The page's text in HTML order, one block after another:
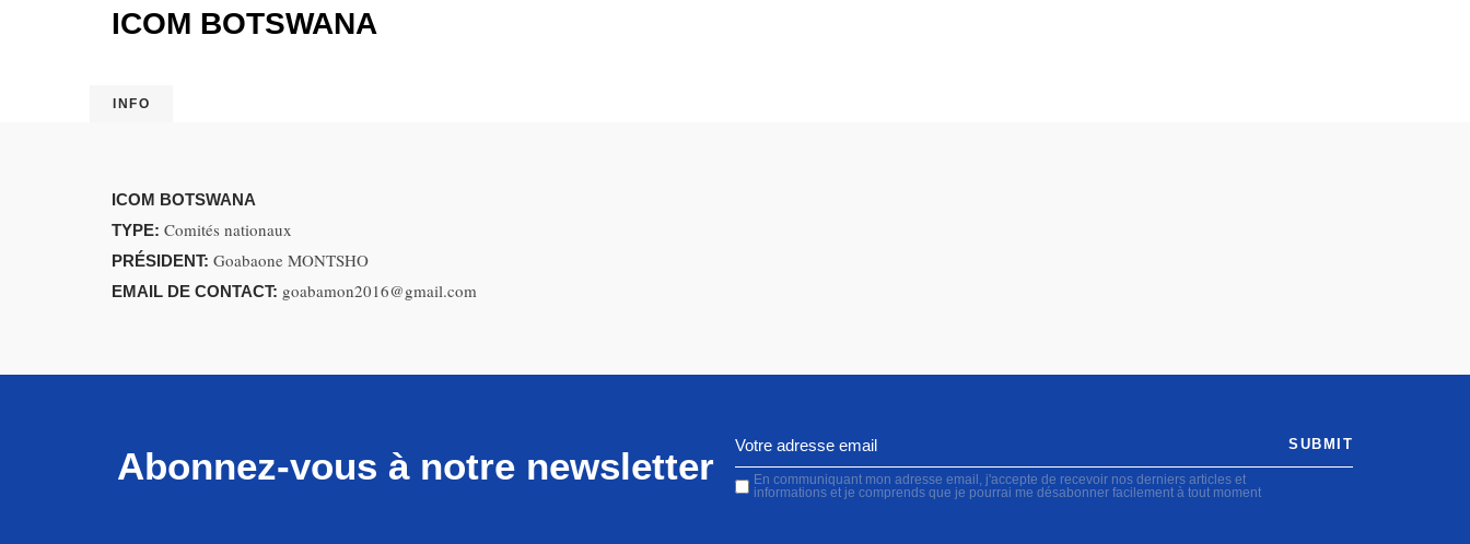
ICOM BOTSWANA
INFO
ICOM BOTSWANA
TYPE: Comités nationaux
PRÉSIDENT: Goabaone MONTSHO
EMAIL DE CONTACT: goabamon2016@gmail.com
Abonnez-vous à notre newsletter
En communiquant mon adresse email, j'accepte de recevoir nos derniers articles et
informations et je comprends que je pourrai me désabonner facilement à tout moment
SUBMIT